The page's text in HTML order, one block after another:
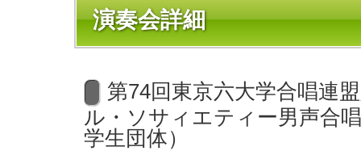
演奏会詳細
第74回東京六大学合唱連
ル・ソサィエティー男声合
学生団体）